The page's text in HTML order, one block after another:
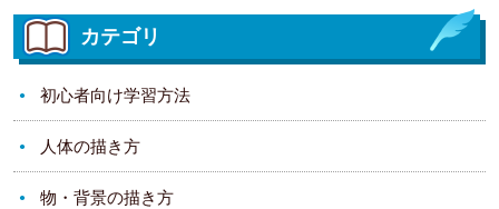
カテゴリ
初心者向け学習方法
人体の描き方
物・背景の描き方